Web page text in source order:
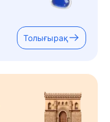
Толығырақ